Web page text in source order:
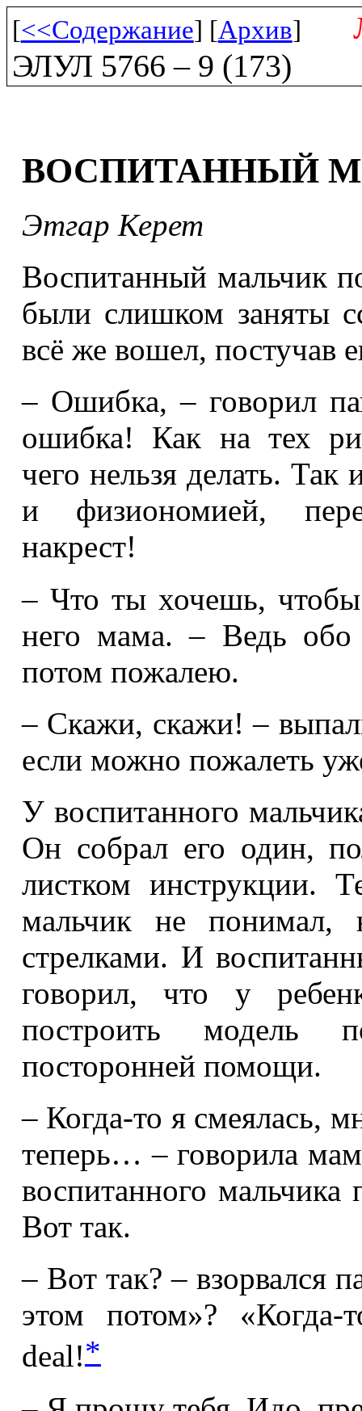
[<<Содержание] [Архив]
ЭЛУЛ 5766 – 9 (173)
ВОСПИТАННЫЙ
Этгар Керет
Воспитанный мальчик
были слишком заняты
всё же вошел, постучав
– Ошибка, – говорил
ошибка! Как на тех
чего нельзя делать.
и физиономией,
накрест!
– Что ты хочешь, чтобы
него мама. – Ведь обо
потом пожалею.
– Скажи, скажи! –
если можно пожалеть
У воспитанного
Он собрал его один,
листком инструкции.
мальчик не
стрелками. И
говорил, что у
построить модель
посторонней помощи.
– Когда-то я смеялась,
теперь… – говорила
воспитанного
Вот так.
– Вот так? – взорвался
этом потом»?
deal!*